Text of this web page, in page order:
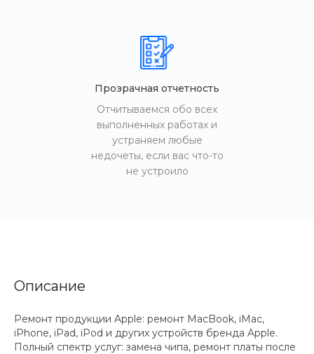
Прозрачная отчетность
Отчитываемся обо всех
выполненных работах и
устраняем любые
недочеты, если вас что-то
не устроило
Описание
Ремонт продукции Apple: ремонт MacBook, iMac,
iPhone, iPad, iPod и других устройств бренда Apple.
Полный спектр услуг: замена чипа, ремонт платы после